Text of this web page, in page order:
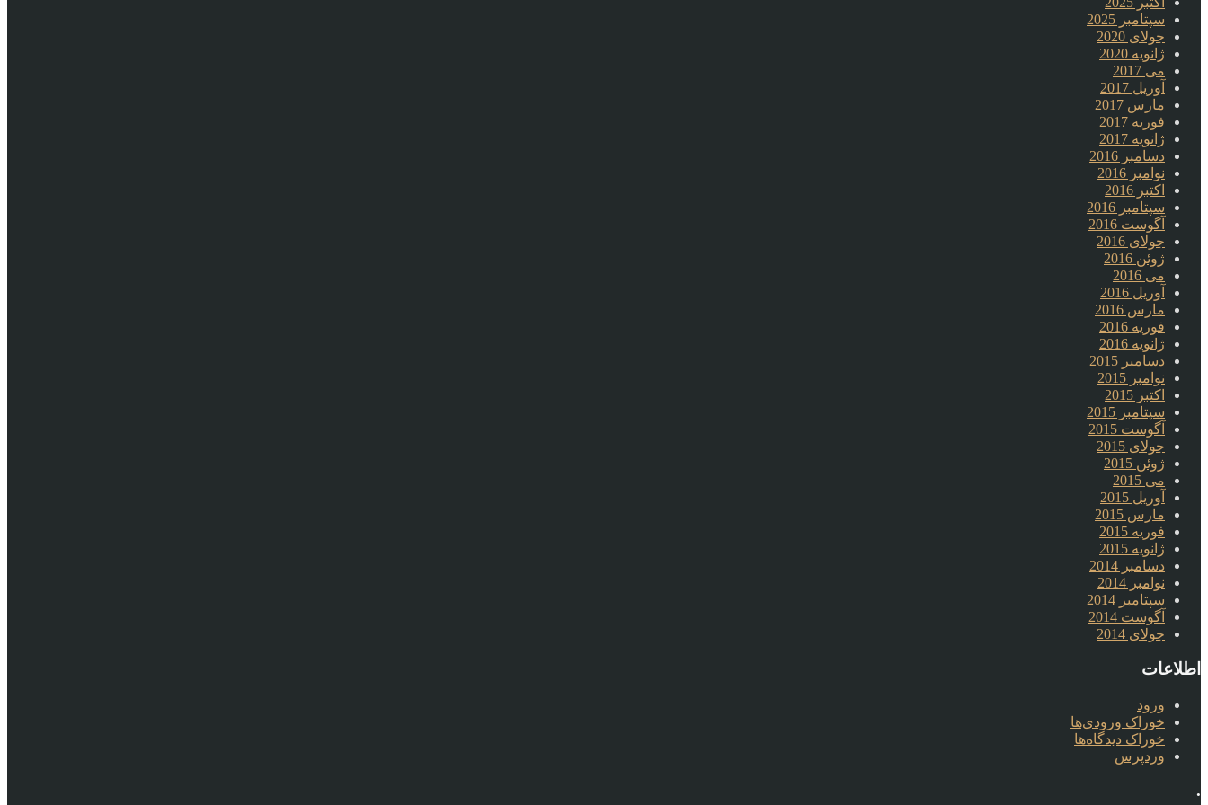
سپتامبر 2025
جولای 2020
ژانویه 2020
می 2017
آوریل 2017
مارس 2017
فوریه 2017
ژانویه 2017
دسامبر 2016
نوامبر 2016
اکتبر 2016
سپتامبر 2016
آگوست 2016
جولای 2016
ژوئن 2016
می 2016
آوریل 2016
مارس 2016
فوریه 2016
ژانویه 2016
دسامبر 2015
نوامبر 2015
اکتبر 2015
سپتامبر 2015
آگوست 2015
جولای 2015
ژوئن 2015
می 2015
آوریل 2015
مارس 2015
فوریه 2015
ژانویه 2015
دسامبر 2014
نوامبر 2014
سپتامبر 2014
آگوست 2014
جولای 2014
اطلاعات
ورود
خوراک ورودی‌ها
خوراک دیدگاه‌ها
وردپرس
.